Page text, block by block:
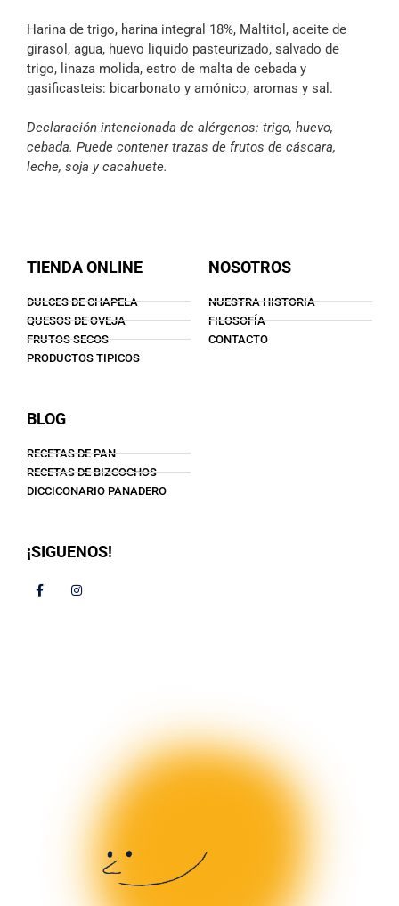
Harina de trigo, harina integral 18%, Maltitol, aceite de
girasol, agua, huevo liquido pasteurizado, salvado de
trigo, linaza molida, estro de malta de cebada y
gasificasteis: bicarbonato y amónico, aromas y sal.
Declaración intencionada de alérgenos: trigo, huevo,
cebada. Puede contener trazas de frutos de cáscara,
leche, soja y cacahuete.
TIENDA ONLINE
DULCES DE CHAPELA
QUESOS DE OVEJA
FRUTOS SECOS
PRODUCTOS TIPICOS
NOSOTROS
NUESTRA HISTORIA
FILOSOFÍA
CONTACTO
BLOG
RECETAS DE PAN
RECETAS DE BIZCOCHOS
DICCICONARIO PANADERO
¡SIGUENOS!